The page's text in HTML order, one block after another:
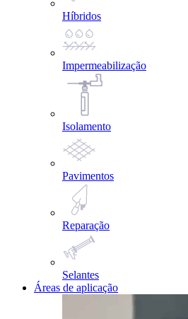
Híbridos
Impermeabilização
Isolamento
Pavimentos
Reparação
Selantes
Áreas de aplicação